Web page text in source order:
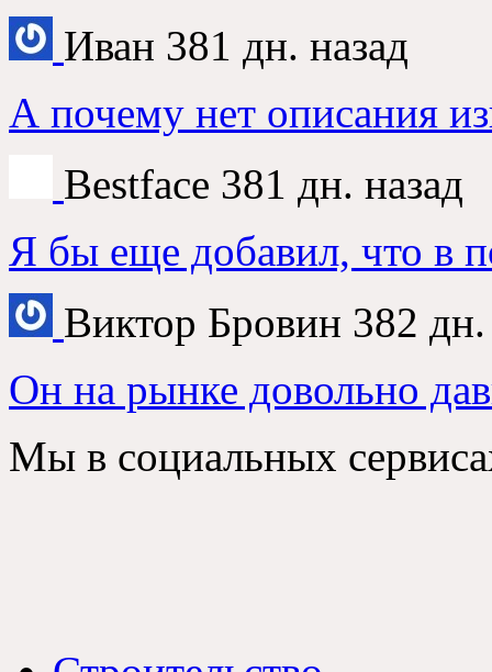
Иван 381 дн. назад
А почему нет описания
Bestface 381 дн. назад
Я бы еще добавил, что в
Виктор Бровин 382 дн.
Он на рынке довольно
Мы в социальных